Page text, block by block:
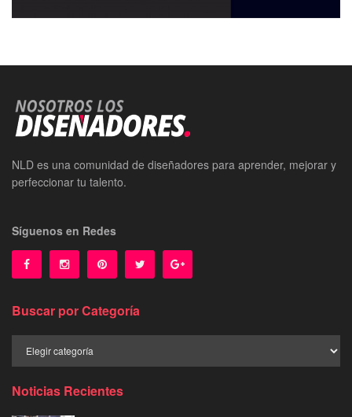
NLD es una comunidad de diseñadores para aprender, mejorar y
perfeccionar tu talento.
Síguenos en Redes
Buscar por Categoría
por
Noticias Recientes